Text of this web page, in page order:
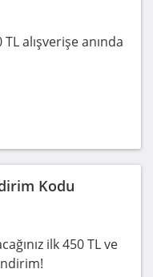
alışverişe anında
Kodu
ilk 450 TL ve